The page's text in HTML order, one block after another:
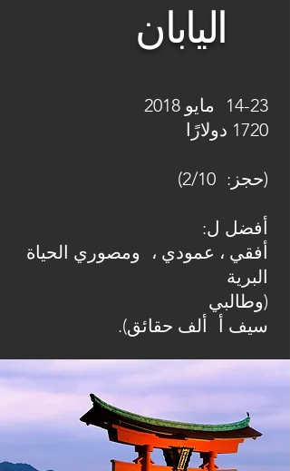
اليابان
14-23
مايو 2018
1720 دولارًا
(حجز: 2/10)
أفضل ل:
أفقي ، عمودي ،
ومصوري الحياة
البرية
(وطالبي
سيف أ
ألف حقائق).